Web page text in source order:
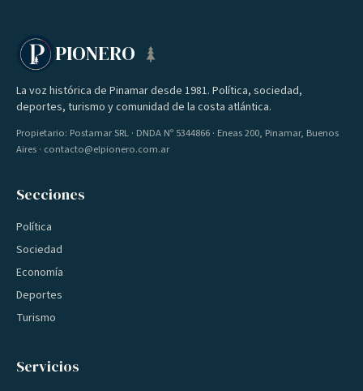
PIONERO
La voz histórica de Pinamar desde 1981. Política, sociedad,
deportes, turismo y comunidad de la costa atlántica.
Propietario: Postamar SRL · DNDA Nº 5344866 · Eneas 200, Pinamar, Buenos
Aires · contacto@elpionero.com.ar
Secciones
Política
Sociedad
Economía
Deportes
Turismo
Servicios